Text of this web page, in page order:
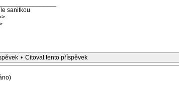
sanitkou
• Citovat tento příspěvek